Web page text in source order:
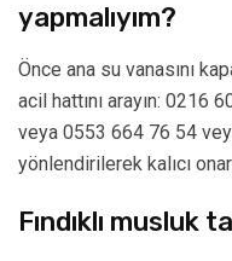
yapmalıyım?
Önce ana su vanasını
acil hattını arayın: 0216
veya 0553 664 76 54
yönlendirilerek kalıcı
Fındıklı musluk